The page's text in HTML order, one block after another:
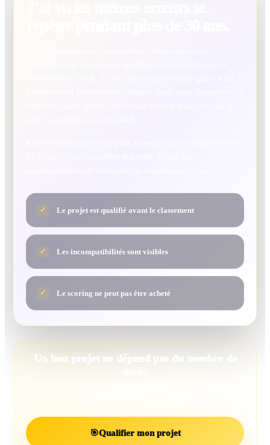
✓ Le projet est qualifié avant le classement
✓ Les incompatibilités sont visibles
✓ Le scoring ne peut pas être acheté
Un bon projet ne dépend pas du nombre de
🎯Qualifier mon projet